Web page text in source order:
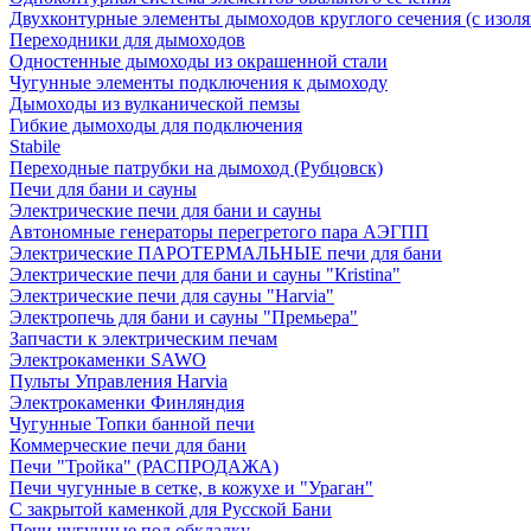
Двухконтурные элементы дымоходов круглого сечения (с
Переходники для дымоходов
Одностенные дымоходы из окрашенной стали
Чугунные элементы подключения к дымоходу
Дымоходы из вулканической пемзы
Гибкие дымоходы для подключения
Stabile
Переходные патрубки на дымоход (Рубцовск)
Печи для бани и сауны
Электрические печи для бани и сауны
Автономные генераторы перегретого пара АЭГПП
Электрические ПАРОТЕРМАЛЬНЫЕ печи для бани
Электрические печи для бани и сауны "Кristina"
Электрические печи для сауны "Harvia"
Электропечь для бани и сауны "Премьера"
Запчасти к электрическим печам
Электрокаменки SAWO
Пульты Управления Harvia
Электрокаменки Финляндия
Чугунные Топки банной печи
Коммерческие печи для бани
Печи "Тройка" (РАСПРОДАЖА)
Печи чугунные в сетке, в кожухе и "Ураган"
С закрытой каменкой для Русской Бани